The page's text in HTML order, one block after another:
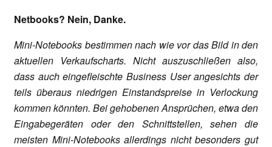
Netbooks? Nein, Danke.
Mini-Notebooks bestimmen nach wie vor das Bild in den
aktuellen Verkaufscharts. Nicht auszuschließen also,
dass auch eingefleischte Business User angesichts der
teils überaus niedrigen Einstandspreise in Verlockung
kommen könnten. Bei gehobenen Ansprüchen, etwa den
Eingabegeräten oder den Schnittstellen, sehen die
meisten Mini-Notebooks allerdings nicht besonders gut